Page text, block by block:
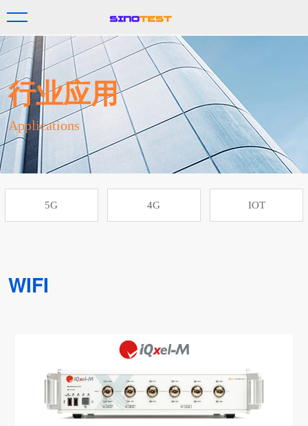
行业应用
Applications
5G 4G IOT
WIFI